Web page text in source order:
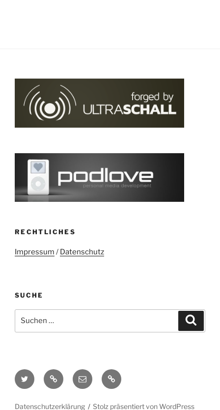
RECHTLICHES
Impressum / Datenschutz
SUCHE
nach:
Twitter Mastodon
E-
Mail
Kontakt
Datenschutzerklärung Stolz präsentiert von WordPress